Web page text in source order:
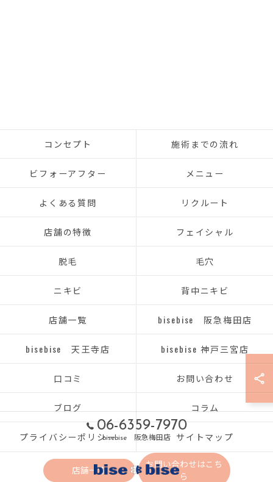
06-6359-7970
bisebise 阪急梅田店
店舗一覧
お問い合わせはこち
ら
コンセプト 施術までの流れ
ビフォーアフター メニュー
よくある質問 リクルート
店舗の特徴 フェイシャル
脱毛 毛穴
ニキビ 背中ニキビ
店舗一覧 bisebise 阪急梅田店
bisebise 天王寺店 bisebise 神戸三宮店
口コミ お問い合わせ
ブログ コラム
プライバシーポリシー サイトマップ